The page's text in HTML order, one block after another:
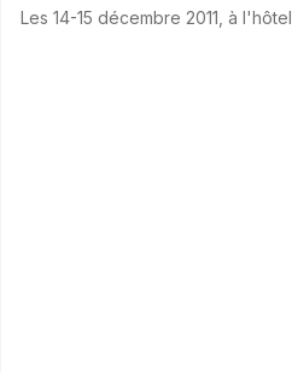
Les 14-15 décembre 2011, à l'hôtel